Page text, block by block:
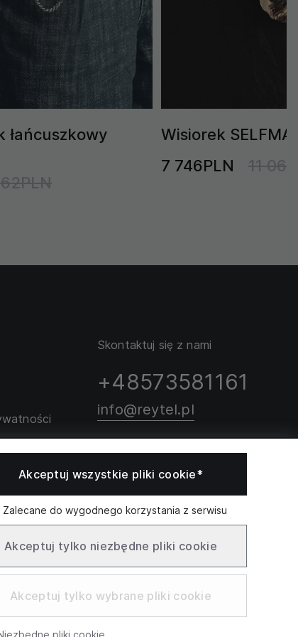
łańcuszkowy
Wisiorek
7 746PLN
11
- sobota:
Skontaktuj się z nami
+48573581161
info@reytel.pl
Infolinia: Pn–Pt 09:00–
17:00
Akceptuj wszystkie pliki cookie*
Zalecane do wygodnego korzystania z serwisu
Akceptuj tylko niezbędne pliki cookie
Akceptuj tylko wybrane pliki cookie
pliki cookie